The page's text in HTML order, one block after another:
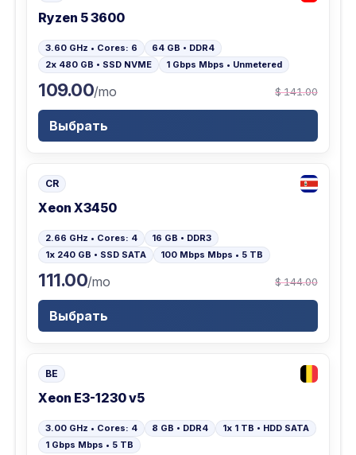
Ryzen 5 3600
3.60 GHz • Cores: 6
64 GB • DDR4
2x 480 GB • SSD NVME
1 Gbps Mbps • Unmetered
109.00/mo $ 141.00
Выбрать
CR
Xeon X3450
2.66 GHz • Cores: 4
16 GB • DDR3
1x 240 GB • SSD SATA
100 Mbps Mbps • 5 TB
111.00/mo $ 144.00
Выбрать
BE
Xeon E3-1230 v5
3.00 GHz • Cores: 4 8 GB • DDR4
1x 1 TB • HDD SATA
1 Gbps Mbps • 5 TB